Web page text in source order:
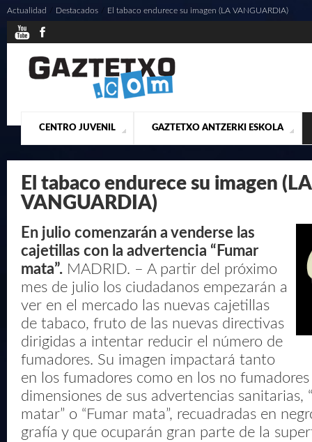
CENTRO JUVENIL
¿QUIENES SOMOS? ACTUALIDAD CONTACTO
GAZTETXO ANTZERKI ESKOLA
PRESENTACIÓN MUSICALES
Actualidad Destacados El tabaco endurece su imagen (LA VANGUARDIA)
El tabaco endurece su imagen (LA
VANGUARDIA)
En julio comenzarán a venderse las
cajetillas con la advertencia “Fumar
mata”. MADRID. – A partir del próximo
mes de julio los ciudadanos empezarán a
ver en el mercado las nuevas cajetillas
de tabaco, fruto de las nuevas directivas
dirigidas a intentar reducir el número de
fumadores. Su imagen impactará tanto
en los fumadores como en los no
dimensiones de sus advertencias sanitarias,
matar” o “Fumar mata”, recuadradas en
grafía y que ocuparán gran parte de la